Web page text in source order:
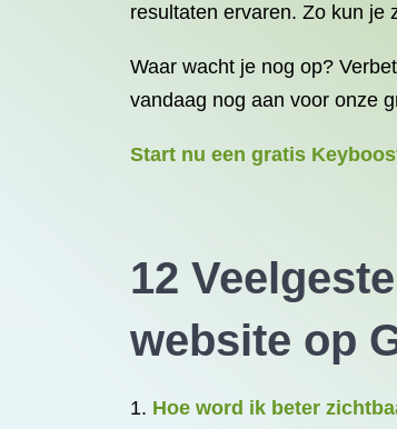
resultaten ervaren. Zo kun je
Waar wacht je nog op?
vandaag nog aan voor onze
Start nu een gratis
12
website op
Hoe word ik beter